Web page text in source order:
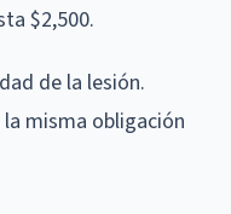
$2,500.
de la lesión.
misma obligación